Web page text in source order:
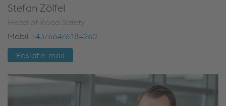
Stefan Zölfel
Head of Road Safety
Mobil +43/664/6184260
Poslať e-mail